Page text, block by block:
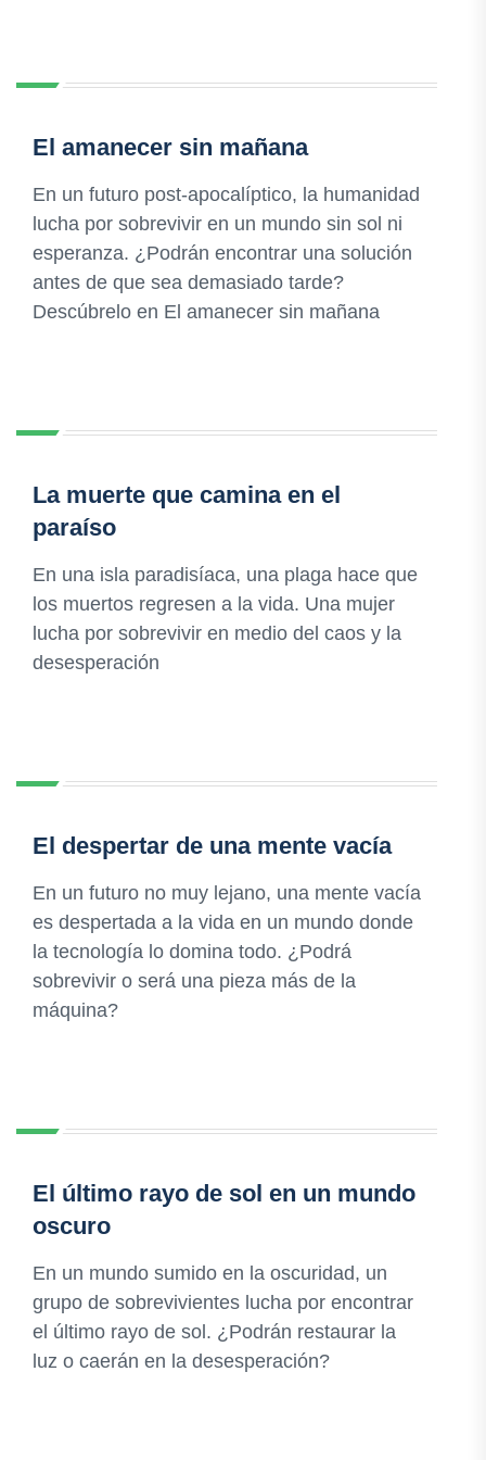
El amanecer sin mañana
En un futuro post-apocalíptico, la humanidad
lucha por sobrevivir en un mundo sin sol ni
esperanza. ¿Podrán encontrar una solución
antes de que sea demasiado tarde?
Descúbrelo en El amanecer sin mañana
La muerte que camina en el
paraíso
En una isla paradisíaca, una plaga hace que
los muertos regresen a la vida. Una mujer
lucha por sobrevivir en medio del caos y la
desesperación
El despertar de una mente vacía
En un futuro no muy lejano, una mente vacía
es despertada a la vida en un mundo donde
la tecnología lo domina todo. ¿Podrá
sobrevivir o será una pieza más de la
máquina?
El último rayo de sol en un mundo
oscuro
En un mundo sumido en la oscuridad, un
grupo de sobrevivientes lucha por encontrar
el último rayo de sol. ¿Podrán restaurar la
luz o caerán en la desesperación?